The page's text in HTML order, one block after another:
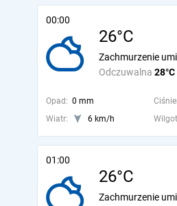
00:00
26°C
Odczuwalna 28°C
Zachmurzenie
Opad: 0 mm
Wiatr:
6 km/h
01:00
26°C
Zachmurzenie